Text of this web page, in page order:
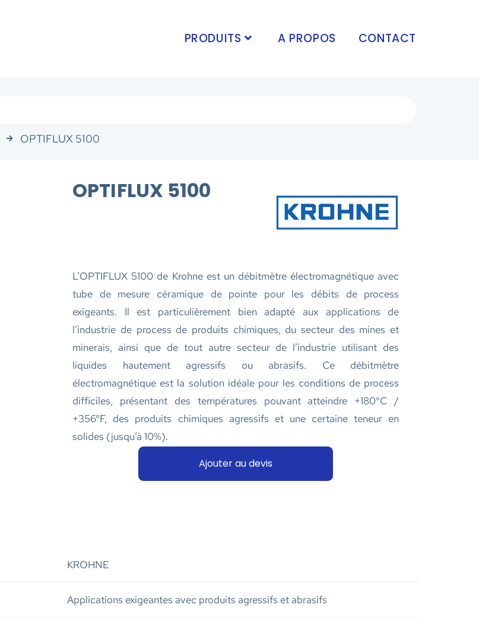
PRODUITS A PROPOS CONTACT
OPTIFLUX 5100
OPTIFLUX 5100
L’OPTIFLUX 5100 de Krohne est un débitmètre électromagnétique avec
tube de mesure céramique de pointe pour les débits de process
exigeants. Il est particulièrement bien adapté aux applications de
l’industrie de process de produits chimiques, du secteur des mines et
minerais, ainsi que de tout autre secteur de l’industrie utilisant des
liquides hautement agressifs ou abrasifs. Ce débitmètre
électromagnétique est la solution idéale pour les conditions de process
difficiles, présentant des températures pouvant atteindre +180°C /
+356°F, des produits chimiques agressifs et une certaine teneur en
solides (jusqu’à 10%).
Ajouter au devis
KROHNE
Applications exigeantes avec produits agressifs et abrasifs